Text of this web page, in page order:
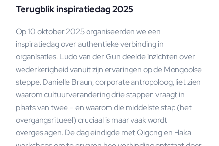
Terugblik inspiratiedag 2025
Op 10 oktober 2025 organiseerden we een
inspiratiedag over authentieke verbinding in
organisaties. Ludo van der Gun deelde inzichten over
wederkerigheid vanuit zijn ervaringen op de Mongoolse
steppe. Danielle Braun, corporate antropoloog, liet zien
waarom cultuurverandering drie stappen vraagt in
plaats van twee – en waarom die middelste stap (het
overgangsritueel) cruciaal is maar vaak wordt
overgeslagen. De dag eindigde met Qigong en Haka